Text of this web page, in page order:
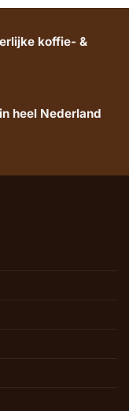
koffie- &
heel Nederland